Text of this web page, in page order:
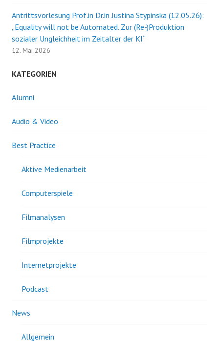
Antrittsvorlesung Prof.in Dr.in Justina Stypinska (12.05.26):
„Equality will not be Automated. Zur (Re-)Produktion
sozialer Ungleichheit im Zeitalter der KI“
12. Mai 2026
KATEGORIEN
Alumni
Audio & Video
Best Practice
Aktive Medienarbeit
Computerspiele
Filmanalysen
Filmprojekte
Internetprojekte
Podcast
News
Allgemein